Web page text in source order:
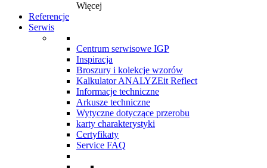
Więcej
Referencje
Serwis
Centrum serwisowe IGP
Inspiracja
Broszury i kolekcje wzorów
Kalkulator ANALYZEit Reflect
Informacje techniczne
Arkusze techniczne
Wytyczne dotyczące przerobu
karty charakterystyki
Certyfikaty
Service FAQ